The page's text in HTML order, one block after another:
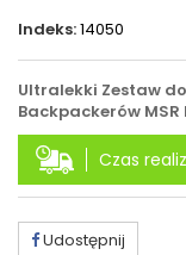
Indeks:14050
Ultralekki Zestaw
Backpackerów
Czas
Udostępnij